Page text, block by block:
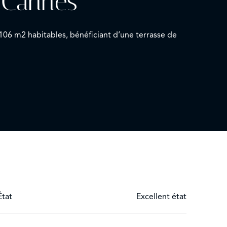
m2 habitables, bénéficiant d’une terrasse de
Excellent état